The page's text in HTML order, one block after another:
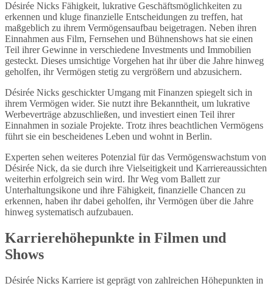
Désirée Nicks Fähigkeit, lukrative Geschäftsmöglichkeiten zu
erkennen und kluge finanzielle Entscheidungen zu treffen, hat
maßgeblich zu ihrem Vermögensaufbau beigetragen. Neben ihren
Einnahmen aus Film, Fernsehen und Bühnenshows hat sie einen
Teil ihrer Gewinne in verschiedene Investments und Immobilien
gesteckt. Dieses umsichtige Vorgehen hat ihr über die Jahre hinweg
geholfen, ihr Vermögen stetig zu vergrößern und abzusichern.
Désirée Nicks geschickter Umgang mit Finanzen spiegelt sich in
ihrem Vermögen wider. Sie nutzt ihre Bekanntheit, um lukrative
Werbeverträge abzuschließen, und investiert einen Teil ihrer
Einnahmen in soziale Projekte. Trotz ihres beachtlichen Vermögens
führt sie ein bescheidenes Leben und wohnt in Berlin.
Experten sehen weiteres Potenzial für das Vermögenswachstum von
Désirée Nick, da sie durch ihre Vielseitigkeit und Karriereaussichten
weiterhin erfolgreich sein wird. Ihr Weg vom Ballett zur
Unterhaltungsikone und ihre Fähigkeit, finanzielle Chancen zu
erkennen, haben ihr dabei geholfen, ihr Vermögen über die Jahre
hinweg systematisch aufzubauen.
Karrierehöhepunkte in Filmen und
Shows
Désirée Nicks Karriere ist geprägt von zahlreichen Höhepunkten in